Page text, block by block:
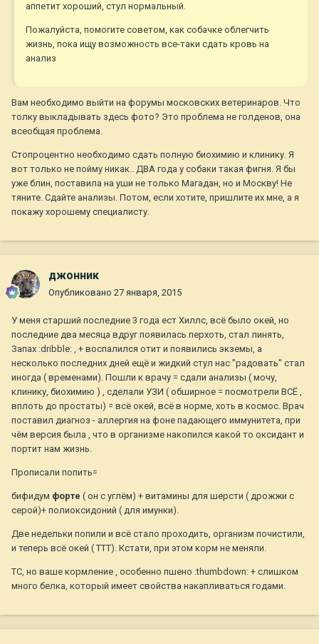
аппетит хороший, стул нормальный.
Пожалуйста, помогите советом, как собачке облегчить
жизнь, пока ищу возможность все-таки сдать кровь на
анализ
Вам необходимо выйти на форумы московских ветеринаров. Что
толку выкладывать здесь фото? Это проблема не голденов, она
всеобщая проблема.
Стопроцентно необходимо сдать полную биохимию и клинику. Я
вот только не пойму никак.. ДВА года у собаки такая фигня. Я бы
уже блин, поставила на уши не только Магадан, но и Москву! Не
тяните. Сдайте анализы. Потом, если хотите, пришлите их мне, а я
покажу хорошему специалисту.
джонник
Опубликовано 27 января, 2015
У меня старший последние 3 года ест Хиллс, всё было окей, но
последние два месяца вдруг появилась перхоть, стал линять,
Запах :dribble: , + воспалился отит и появились экземы, а
несколько последних дней ещё и жидкий стул нас "радовать" стал
иногда ( временами). Пошли к врачу = сдали анализы ( мочу,
клинику, биохимию ) , сделали УЗИ ( обширное = посмотрели ВСЁ ,
вплоть до простаты) = всё окей, всё в норме, хоть в космос. Врач
поставил диагноз - аллергия на фоне падающего иммунитета, при
чём версия была , что в организме накопился какой то оксидант и
портит нам жизнь.
Прописали попить=
бифидум форте ( он с углём) + витамины для шерсти ( дрожжи с
серой)+ полиоксидоний ( для имунки).
Две недельки попили и всё стало проходить, организм почистили,
и теперь всё окей ( ТТТ). Кстати, при этом корм не меняли.
ТС, но ваше кормление , особенно пшено :thumbdown: + слишком
много белка, который имеет свойства накапливаться годами.